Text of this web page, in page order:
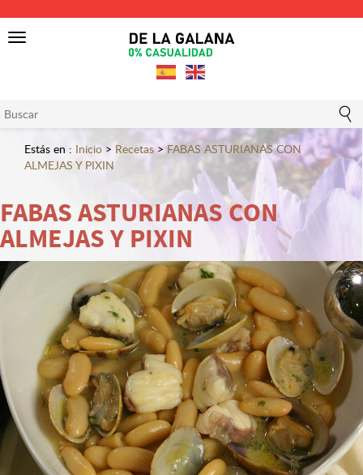
Toggle
Estás en : Inicio > Recetas >FABAS ASTURIANAS CON
ALMEJAS Y PIXIN
FABAS ASTURIANAS CON
ALMEJAS Y PIXIN